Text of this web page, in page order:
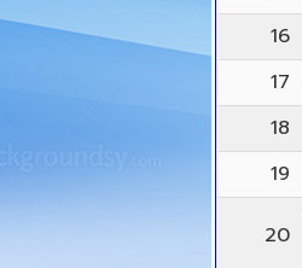
16
17
18
19
20